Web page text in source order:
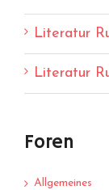
Literatur
Literatur
Foren
Allgemeines